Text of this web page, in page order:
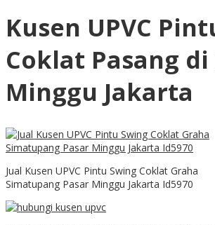
Kusen UPVC
Coklat Pasang di
Minggu Jakarta
Jual Kusen UPVC Pintu Swing Coklat Graha
Simatupang Pasar Minggu Jakarta Id5970